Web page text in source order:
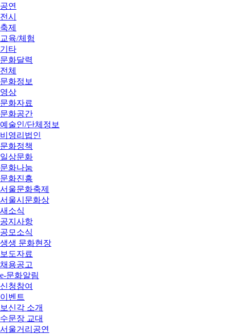
공연
전시
축제
교육/체험
기타
문화달력
전체
문화정보
영상
문화자료
문화공간
예술인/단체정보
비영리법인
문화정책
일상문화
문화나눔
문화진흥
서울문화축제
서울시문화상
새소식
공지사항
공모소식
생생 문화현장
보도자료
채용공고
e-문화알림
신청참여
이벤트
보신각 소개
수문장 교대
서울거리공연